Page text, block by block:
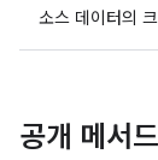
소스 데이터의
공개 메서드